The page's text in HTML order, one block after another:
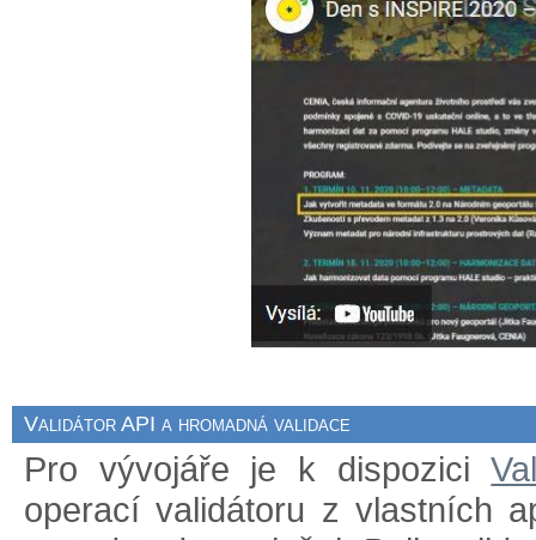
Validátor API a hromadná validace
Pro vývojáře je k dispozici
operací validátoru z vlastních